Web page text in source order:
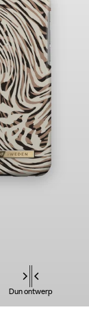
Dun ontwerp